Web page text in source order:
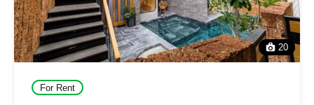
20
For Rent